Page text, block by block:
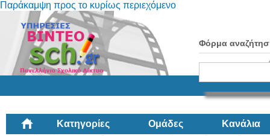
Παράκαμψη προς το κυρίως περιεχόμενο
Φόρμα
Κατηγορίες Ομάδες Κανάλια